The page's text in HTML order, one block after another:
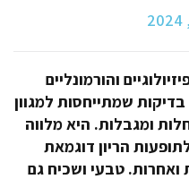
והורמונליים
שמתייחסות למגוון
ומגבלות. היא מלווה
הריון דוגמאת
ואחרות. טבעי ושכיח גם